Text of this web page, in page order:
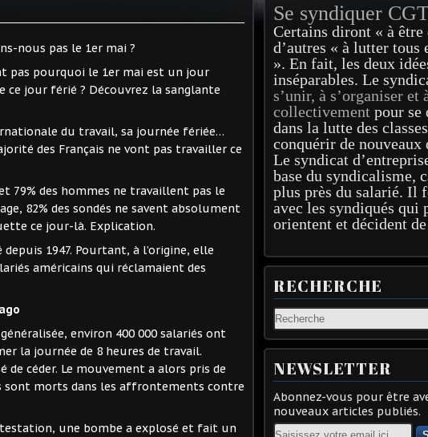
pas pourquoi le 1er mai est un jour
ce jour férié ? Découvrez la sanglante
du travail, sa journée fériée…
des Français ne vont pas travailler ce
79% des hommes ne travaillent pas le
82% des sondés ne savent absolument
ce jour-là. Explication.
1947. Pourtant, à l’origine, elle
américains qui réclamaient des
environ 400 000 salariés ont
la journée de 8 heures de travail.
céder. Le mouvement a alors pris de
sont morts dans les affrontements contre
une bombe a explosé et fait un
Se syndiquer
Certains diront « à être
d’autres « à lutter tous
». En fait, les deux
inséparables. Le
s’unir, à s’organiser et
collectivement pour se
dans la lutte des
conquérir de nouveaux
Le syndicat
base du syndicalisme,
plus près du salarié. Il
avec les syndiqués qui
orientent et décident
RECHERCHE
NEWSLETTER
Abonnez-vous pour être
nouveaux articles publiés.
Email